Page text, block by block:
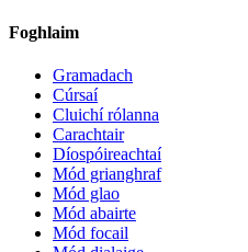
Foghlaim
Gramadach
Cúrsaí
Cluichí rólanna
Carachtair
Díospóireachtaí
Mód grianghraf
Mód glao
Mód abairte
Mód focail